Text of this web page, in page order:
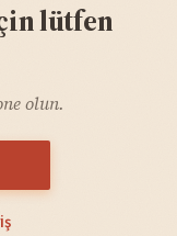
lütfen
olun.